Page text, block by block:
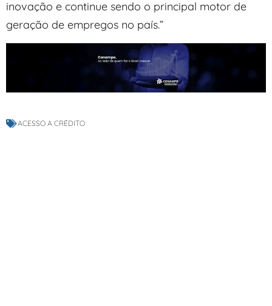
inovação e continue sendo o principal motor de
geração de empregos no país.”
ACESSO A CRÉDITO